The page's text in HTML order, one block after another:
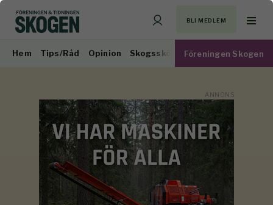
BLI MEDLEM
Hem Tips/Råd Opinion Skogsskötsel Virkesmarknad
Föreningen Skogen